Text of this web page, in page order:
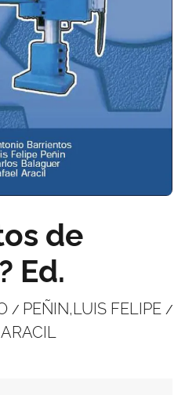
de
Ed.
/ PEÑIN,LUIS FELIPE /
ARACIL